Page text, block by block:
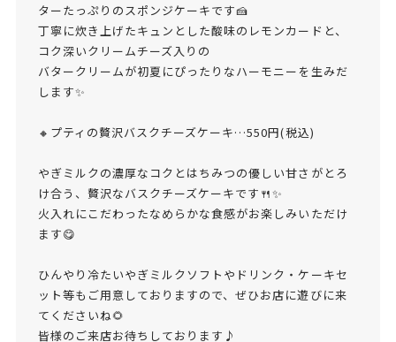
ターたっぷりのスポンジケーキです🍰
丁寧に炊き上げたキュンとした酸味のレモンカードと、
コク深いクリームチーズ入りの
バタークリームが初夏にぴったりなハーモニーを生みだ
します✨
🔸プティの贅沢バスクチーズケーキ…550円(税込)
やぎミルクの濃厚なコクとはちみつの優しい甘さがとろ
け合う、贅沢なバスクチーズケーキです🍴✨
火入れにこだわったなめらかな食感がお楽しみいただけ
ます😋
ひんやり冷たいやぎミルクソフトやドリンク・ケーキセ
ット等もご用意しておりますので、ぜひお店に遊びに来
てくださいね🌻
皆様のご来店お待ちしております♪